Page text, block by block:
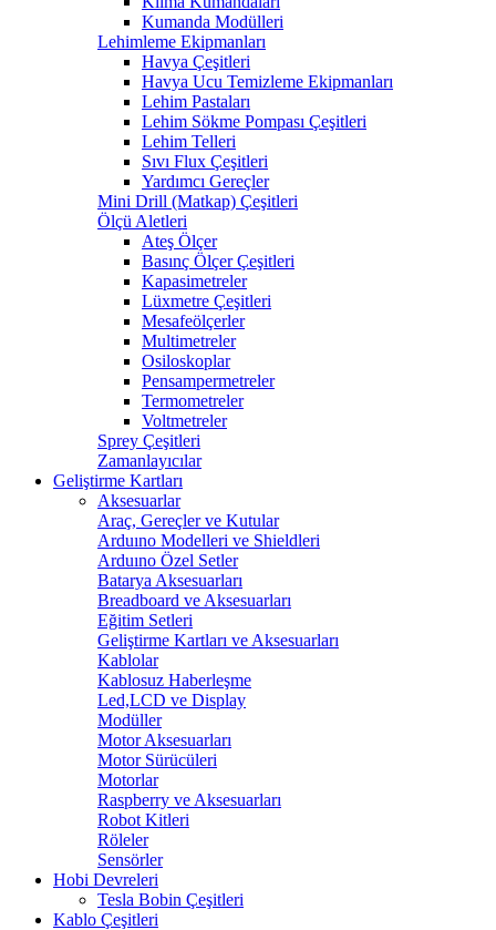
Kumanda Modülleri
Lehimleme Ekipmanları
Havya Çeşitleri
Havya Ucu Temizleme Ekipmanları
Lehim Pastaları
Lehim Sökme Pompası Çeşitleri
Lehim Telleri
Sıvı Flux Çeşitleri
Yardımcı Gereçler
Mini Drill (Matkap) Çeşitleri
Ölçü Aletleri
Ateş Ölçer
Basınç Ölçer Çeşitleri
Kapasimetreler
Lüxmetre Çeşitleri
Mesafeölçerler
Multimetreler
Osiloskoplar
Pensampermetreler
Termometreler
Voltmetreler
Sprey Çeşitleri
Zamanlayıcılar
Geliştirme Kartları
Aksesuarlar
Araç, Gereçler ve Kutular
Arduıno Modelleri ve Shieldleri
Arduıno Özel Setler
Batarya Aksesuarları
Breadboard ve Aksesuarları
Eğitim Setleri
Geliştirme Kartları ve Aksesuarları
Kablolar
Kablosuz Haberleşme
Led,LCD ve Display
Modüller
Motor Aksesuarları
Motor Sürücüleri
Motorlar
Raspberry ve Aksesuarları
Robot Kitleri
Röleler
Sensörler
Hobi Devreleri
Tesla Bobin Çeşitleri
Kablo Çeşitleri